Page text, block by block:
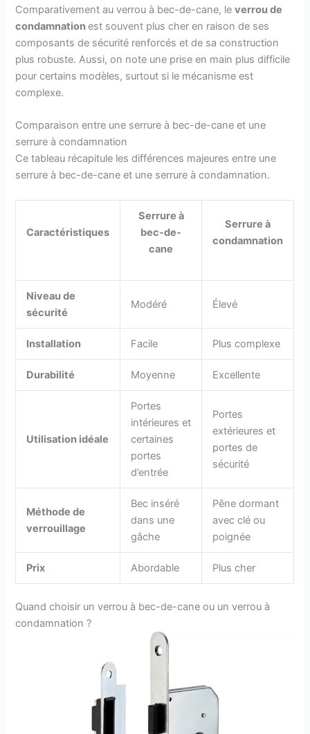
Comparativement au verrou à bec-de-cane, leverrou de
condamnationest souvent plus cher en raison de ses
composants de sécurité renforcés et de sa construction
plus robuste. Aussi, on note une prise en main plus difficile
pour certains modèles, surtout si le mécanisme est
complexe.
Comparaison entre une serrure à bec-de-cane et une
serrure à condamnation
Ce tableau récapitule les différences majeures entre une
serrure à bec-de-cane et une serrure à condamnation.
Caractéristiques
Serrure à
bec-de-
cane
Serrure à
condamnation
Niveau de
sécurité
Modéré Élevé
Installation Facile Plus complexe
Durabilité Moyenne Excellente
Utilisation idéale
Portes
intérieures et
certaines
portes
d’entrée
Portes
extérieures et
portes de
sécurité
Méthode de
verrouillage
Bec inséré
dans une
gâche
Pêne dormant
avec clé ou
poignée
Prix Abordable Plus cher
Quand choisir un verrou à bec-de-cane ou un verrou à
condamnation ?